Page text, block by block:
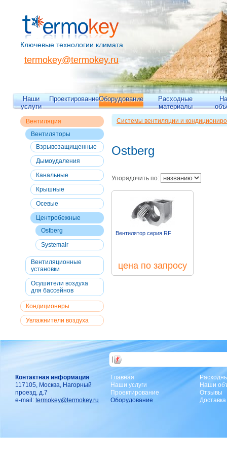
Ключевые технологии климата
termokey@termokey.ru
Наши
услуги
ПроектированиеОборудование
Расходные
материалы
Вентиляция
Вентиляторы
Взрывозащищенные
Дымоудаления
Канальные
Крышные
Осевые
Центробежные
Ostberg
Systemair
Вентиляционные
установки
Осушители воздуха
для бассейнов
Кондиционеры
Увлажнители воздуха
Системы вентиляции и
Ostberg
Упорядочить по:
Вентилятор серия RF
цена по запросу
Контактная информация
117105, Москва, Нагорный
проезд, д.7
e-mail: termokey@termokey.ru
Главная
Наши услуги
Проектирование
Оборудование
Наши
Отзывы